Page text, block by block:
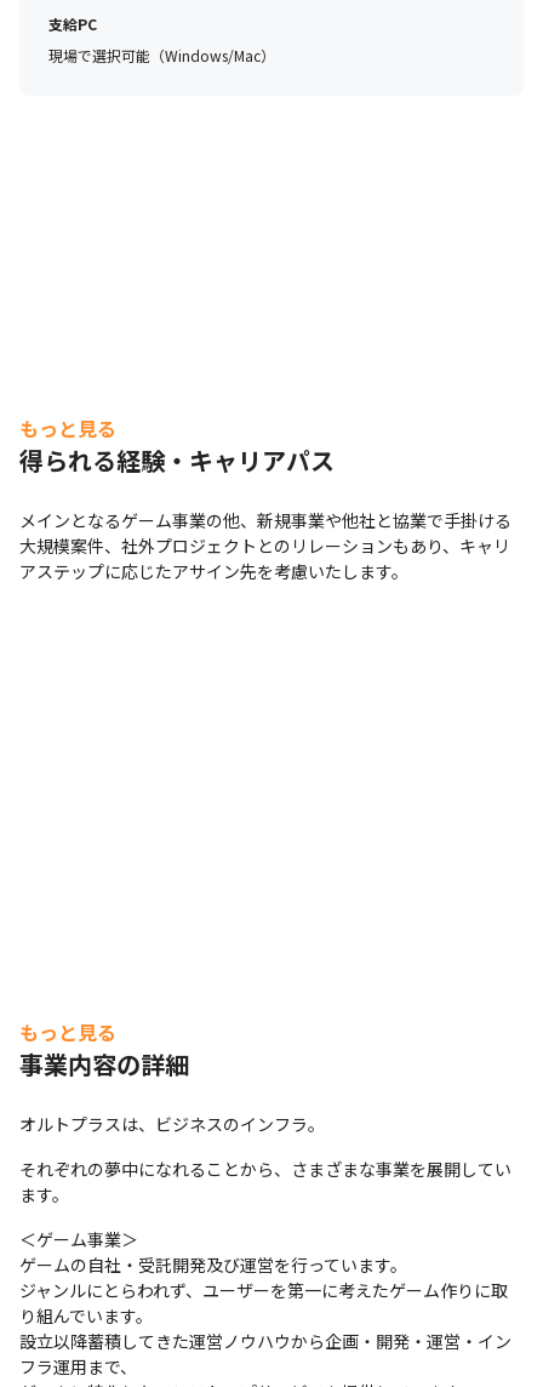
支給PC
現場で選択可能（Windows/Mac）
もっと見る
得られる経験・キャリアパス
メインとなるゲーム事業の他、新規事業や他社と協業で手掛ける
大規模案件、社外プロジェクトとのリレーションもあり、キャリ
アステップに応じたアサイン先を考慮いたします。
もっと見る
事業内容の詳細
オルトプラスは、ビジネスのインフラ。
それぞれの夢中になれることから、さまざまな事業を展開してい
ます。
＜ゲーム事業＞
ゲームの自社・受託開発及び運営を行っています。
ジャンルにとらわれず、ユーザーを第一に考えたゲーム作りに取
り組んでいます。
設立以降蓄積してきた運営ノウハウから企画・開発・運営・イン
フラ運用まで、